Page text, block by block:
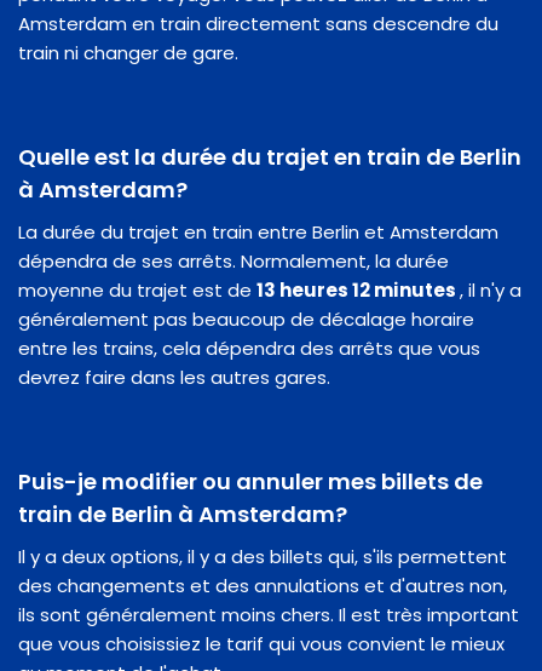
Amsterdam en train directement sans descendre du
train ni changer de gare.
Quelle est la durée du trajet en train de Berlin
à Amsterdam?
La durée du trajet en train entre Berlin et Amsterdam
dépendra de ses arrêts. Normalement, la durée
moyenne du trajet est de 13 heures 12 minutes, il n'y a
généralement pas beaucoup de décalage horaire
entre les trains, cela dépendra des arrêts que vous
devrez faire dans les autres gares.
Puis-je modifier ou annuler mes billets de
train de Berlin à Amsterdam?
Il y a deux options, il y a des billets qui, s'ils permettent
des changements et des annulations et d'autres non,
ils sont généralement moins chers. Il est très important
que vous choisissiez le tarif qui vous convient le mieux